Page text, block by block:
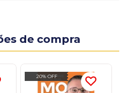
de compra
20% OFF